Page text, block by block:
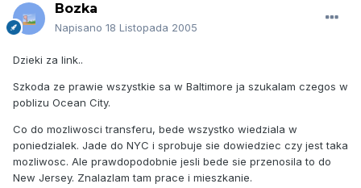
Bozka
Napisano 18 Listopada 2005
Dzieki za link..
Szkoda ze prawie wszystkie sa w Baltimore ja szukalam czegos w
poblizu Ocean City.
Co do mozliwosci transferu, bede wszystko wiedziala w
poniedzialek. Jade do NYC i sprobuje sie dowiedziec czy jest taka
mozliwosc. Ale prawdopodobnie jesli bede sie przenosila to do
New Jersey. Znalazlam tam prace i mieszkanie.